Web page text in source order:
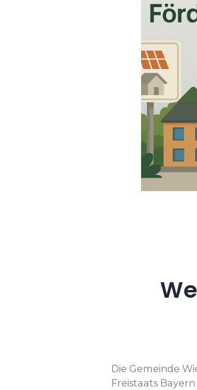
Die Gemeinde
Freistaats